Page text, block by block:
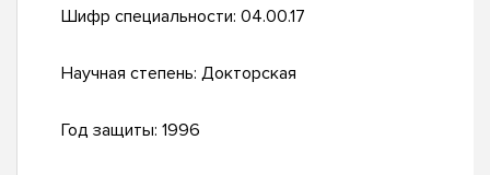
Шифр специальности: 04.00.17
Научная степень: Докторская
Год защиты: 1996